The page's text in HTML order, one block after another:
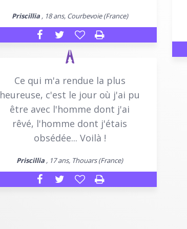
Priscillia, 18 ans, Courbevoie (France)
Ce qui m'a rendue la plus
heureuse, c'est le jour où j'ai pu
être avec l'homme dont j'ai
rêvé, l'homme dont j'étais
obsédée... Voilà !
Priscillia , 17 ans, Thouars (France)